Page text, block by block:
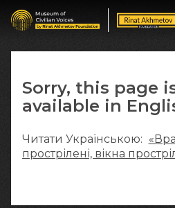
Sorry, this page
available in
Читати Українською:
прострілені, вікна